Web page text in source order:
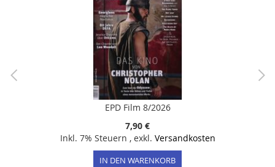
EPD Film 8/2026
7,90 €
Inkl. 7% Steuern , exkl. Versandkosten
IN DEN WARENKORB